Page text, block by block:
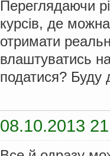
Переглядаючи
курсів, де
отримати
влаштуватись
податися? Буду
08.10.2013